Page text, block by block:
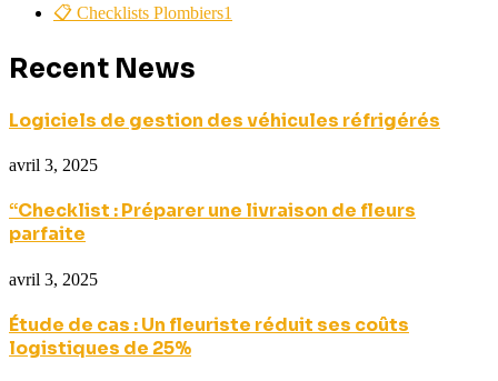
📋 Checklists Plombiers1
Recent News
Logiciels de gestion des véhicules réfrigérés
avril 3, 2025
“Checklist : Préparer une livraison de fleurs
parfaite
avril 3, 2025
Étude de cas : Un fleuriste réduit ses coûts
logistiques de 25%